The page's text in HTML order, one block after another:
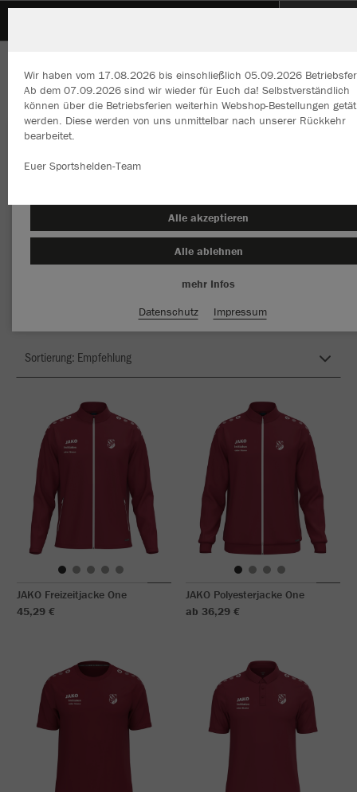
Herzlich Willkommen im Teamshop SGM
K/D/S Kuppingen
JAKO Freizeitjacke One
45,29 €
JAKO Polyesterjacke One
ab 36,29 €
Wir haben vom 17.08.2026 bis einschließlich 05.09.2026
Ab dem 07.09.2026 sind wir wieder für Euch da! Selbstverständlich
können über die Betriebsferien weiterhin Webshop-Bestellungen
werden. Diese werden von uns unmittelbar nach unserer Rückkehr
bearbeitet.
Euer Sportshelden-Team
Wir verwenden Cookies
Inhalte anzeigen und unsere Website verbessern. Weitere
Alle akzeptieren
Alle ablehnen
mehr Infos
Datenschutz
Impressum